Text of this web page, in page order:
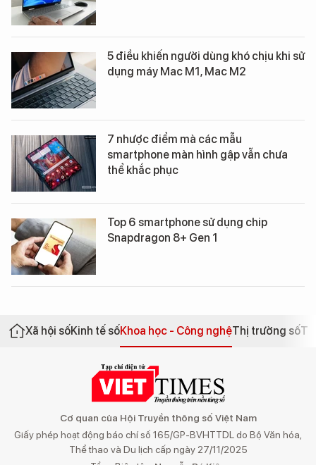
5 điều khiến người dùng khó chịu khi sử
dụng máy Mac M1, Mac M2
7 nhược điểm mà các mẫu
smartphone màn hình gập vẫn chưa
thể khắc phục
Top 6 smartphone sử dụng chip
Snapdragon 8+ Gen 1
Xã hội sốKinh tế sốKhoa học - Công nghệThị trường số
Cơ quan của Hội Truyền thông số Việt Nam
Giấy phép hoạt động báo chí số 165/GP-BVHTTDL do Bộ Văn hóa,
Thể thao và Du lịch cấp ngày 27/11/2025